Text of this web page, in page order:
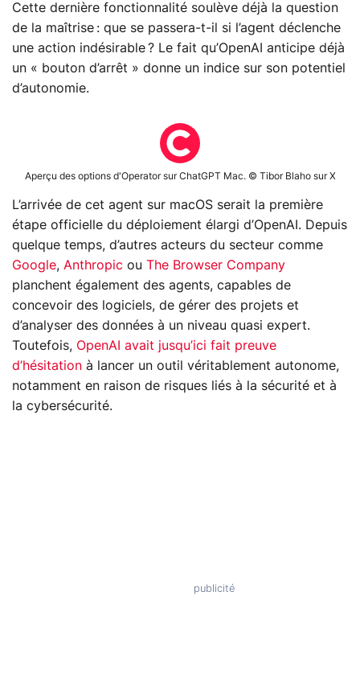
Cette dernière fonctionnalité soulève déjà la question
de la maîtrise : que se passera-t-il si l’agent déclenche
une action indésirable ? Le fait qu’OpenAI anticipe déjà
un « bouton d’arrêt » donne un indice sur son potentiel
d’autonomie.
Aperçu des options d'Operator sur ChatGPT Mac. © Tibor Blaho sur X
L’arrivée de cet agent sur macOS serait la première
étape officielle du déploiement élargi d’OpenAI. Depuis
quelque temps, d’autres acteurs du secteur comme
Google, Anthropic ou The Browser Company
planchent également des agents, capables de
concevoir des logiciels, de gérer des projets et
d’analyser des données à un niveau quasi expert.
Toutefois, OpenAI avait jusqu’ici fait preuve
d’hésitation à lancer un outil véritablement autonome,
notamment en raison de risques liés à la sécurité et à
la cybersécurité.